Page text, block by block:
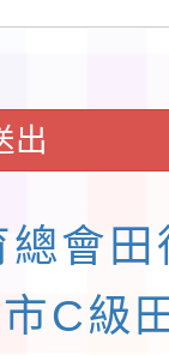
出
會
C級